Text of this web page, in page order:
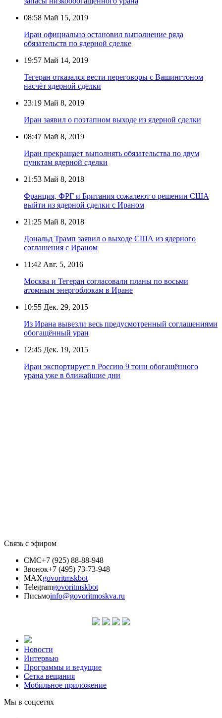
08:58 Май 15, 2019
Иран официально остановил выполнение ряда
обязательств по ядерной сделке
19:57 Май 14, 2019
Тегеран отказался вести переговоры с Вашингтоном
насчёт ядерной сделки
23:19 Май 8, 2019
Иран заявил о поэтапном выходе из ядерной сделки
08:47 Май 8, 2019
Иран прекращает выполнять обязательства по двум
пунктам ядерной сделки
21:53 Май 8, 2018
Франция, ФРГ и Британия сожалеют о решении США
выйти из ядерной сделки с Ираном
21:25 Май 8, 2018
Дональд Трамп заявил о выходе США из ядерного
соглашения с Ираном
11:42 Авг. 5, 2016
Москва и Тегеран согласовали планы по восьми
атомным энергоблокам в Иране
10:55 Дек. 29, 2015
Из Ирана вывезли весь предусмотренный соглашениями
обогащённый уран
12:45 Дек. 19, 2015
Иран экспортирует в Россию 9 тонн обогащённого
урана уже в ближайшие дни
Связь с эфиром
СМС+7 (925) 88-88-948
Звонок+7 (495) 73-73-948
MAXgovoritmskbot
Telegramgovoritmskbot
Письмоinfo@govoritmoskva.ru
Новости
Интервью
Программы и ведущие
Сетка вещания
Мобильное приложение
Мы в соцсетях